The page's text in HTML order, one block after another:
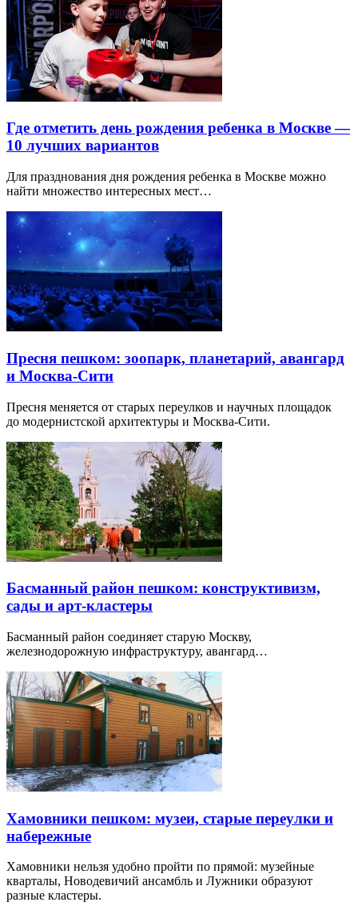
Где отметить день рождения ребенка в Москве —
10 лучших вариантов
Для празднования дня рождения ребенка в Москве можно
найти множество интересных мест…
Пресня пешком: зоопарк, планетарий, авангард
и Москва-Сити
Пресня меняется от старых переулков и научных площадок
до модернистской архитектуры и Москва-Сити.
Басманный район пешком: конструктивизм,
сады и арт-кластеры
Басманный район соединяет старую Москву,
железнодорожную инфраструктуру, авангард…
Хамовники пешком: музеи, старые переулки и
набережные
Хамовники нельзя удобно пройти по прямой: музейные
кварталы, Новодевичий ансамбль и Лужники образуют
разные кластеры.